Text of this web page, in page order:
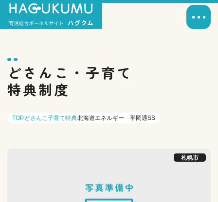
どさんこ・子育て
特典制度
TOPどさんこ子育て特典北海道エネルギー 平岡通SS
札幌市